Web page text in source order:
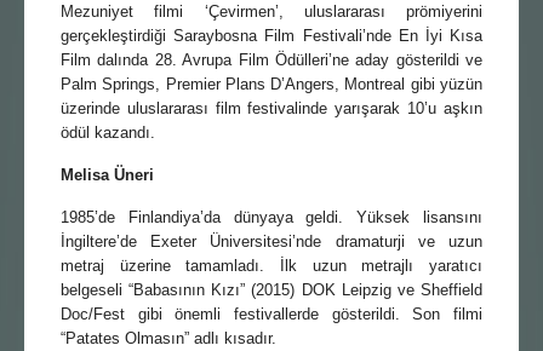
Mezuniyet filmi ‘Çevirmen’, uluslararası prömiyerini
gerçekleştirdiği Saraybosna Film Festivali’nde En İyi Kısa
Film dalında 28. Avrupa Film Ödülleri’ne aday gösterildi ve
Palm Springs, Premier Plans D’Angers, Montreal gibi yüzün
üzerinde uluslararası film festivalinde yarışarak 10’u aşkın
ödül kazandı.
Melisa Üneri
1985’de Finlandiya’da dünyaya geldi. Yüksek lisansını
İngiltere’de Exeter Üniversitesi’nde dramaturji ve uzun
metraj üzerine tamamladı. İlk uzun metrajlı yaratıcı
belgeseli “Babasının Kızı” (2015) DOK Leipzig ve Sheffield
Doc/Fest gibi önemli festivallerde gösterildi. Son filmi
“Patates Olmasın” adlı kısadır.